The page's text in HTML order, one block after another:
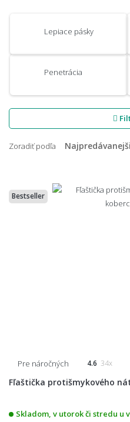
Lepiace pásky
Penetrácia
Zoradiť podľa
Bestseller
Pre náročných 4.6 34x
Fľaštička protišmykového
Skladom, v utorok či stredu u